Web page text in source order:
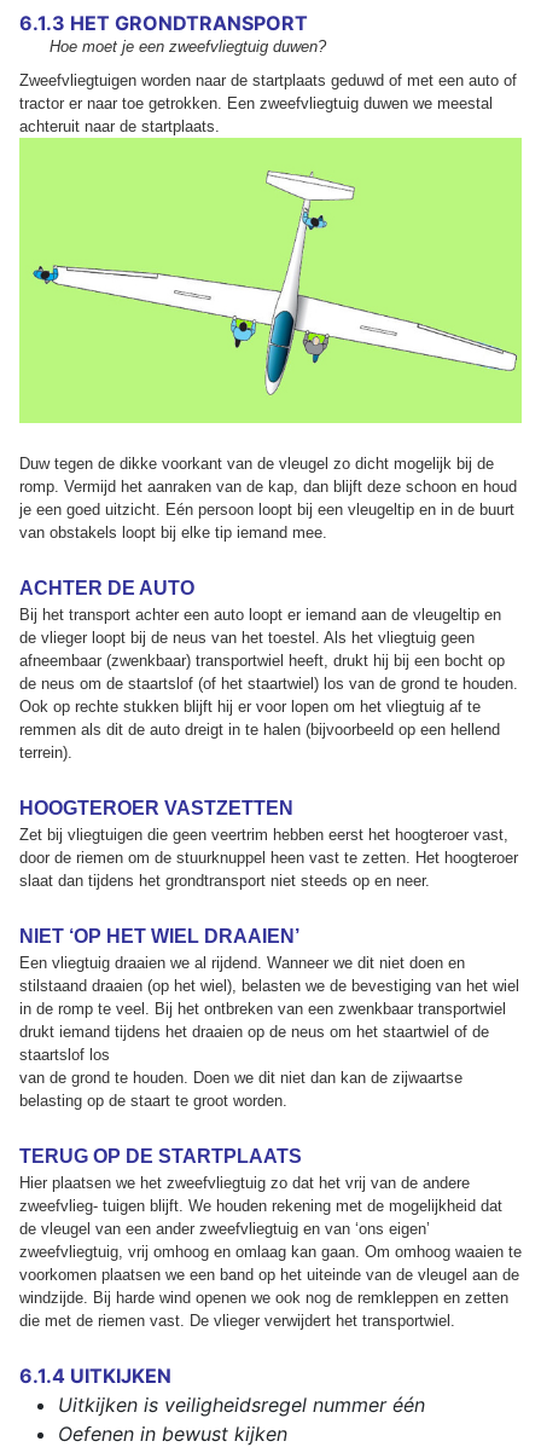
6.1.3 HET GRONDTRANSPORT
Hoe moet je een zweefvliegtuig duwen?
Zweefvliegtuigen worden naar de startplaats geduwd of met een auto of
tractor er naar toe getrokken. Een zweefvliegtuig duwen we meestal
achteruit naar de startplaats.
Duw tegen de dikke voorkant van de vleugel zo dicht mogelijk bij de
romp. Vermijd het aanraken van de kap, dan blijft deze schoon en houd
je een goed uitzicht. Eén persoon loopt bij een vleugeltip en in de buurt
van obstakels loopt bij elke tip iemand mee.
ACHTER DE AUTO
Bij het transport achter een auto loopt er iemand aan de vleugeltip en
de vlieger loopt bij de neus van het toestel. Als het vliegtuig geen
afneembaar (zwenkbaar) transportwiel heeft, drukt hij bij een bocht op
de neus om de staartslof (of het staartwiel) los van de grond te houden.
Ook op rechte stukken blijft hij er voor lopen om het vliegtuig af te
remmen als dit de auto dreigt in te halen (bijvoorbeeld op een hellend
terrein).
HOOGTEROER VASTZETTEN
Zet bij vliegtuigen die geen veertrim hebben eerst het hoogteroer vast,
door de riemen om de stuurknuppel heen vast te zetten. Het hoogteroer
slaat dan tijdens het grondtransport niet steeds op en neer.
NIET ‘OP HET WIEL DRAAIEN’
Een vliegtuig draaien we al rijdend. Wanneer we dit niet doen en
stilstaand draaien (op het wiel), belasten we de bevestiging van het wiel
in de romp te veel. Bij het ontbreken van een zwenkbaar transportwiel
drukt iemand tijdens het draaien op de neus om het staartwiel of de
staartslof los
van de grond te houden. Doen we dit niet dan kan de zijwaartse
belasting op de staart te groot worden.
TERUG OP DE STARTPLAATS
Hier plaatsen we het zweefvliegtuig zo dat het vrij van de andere
zweefvlieg- tuigen blijft. We houden rekening met de mogelijkheid dat
de vleugel van een ander zweefvliegtuig en van ‘ons eigen’
zweefvliegtuig, vrij omhoog en omlaag kan gaan. Om omhoog waaien te
voorkomen plaatsen we een band op het uiteinde van de vleugel aan de
windzijde. Bij harde wind openen we ook nog de remkleppen en zetten
die met de riemen vast. De vlieger verwijdert het transportwiel.
6.1.4 UITKIJKEN
Uitkijken is veiligheidsregel nummer één
Oefenen in bewust kijken